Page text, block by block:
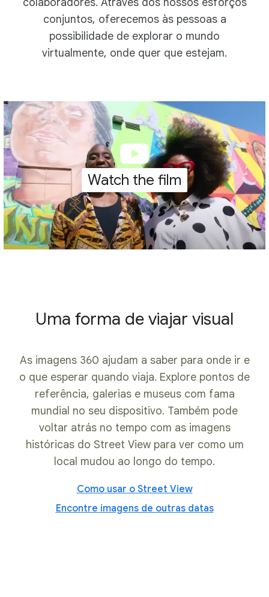
conjuntos, oferecemos às pessoas a
possibilidade de explorar o mundo
virtualmente, onde quer que estejam.
Watch the film
Uma forma de viajar visual
As imagens 360 ajudam a saber para onde ir e
o que esperar quando viaja. Explore pontos de
referência, galerias e museus com fama
mundial no seu dispositivo. Também pode
voltar atrás no tempo com as imagens
históricas do Street View para ver como um
local mudou ao longo do tempo.
Como usar o Street View
Encontre imagens de outras datas